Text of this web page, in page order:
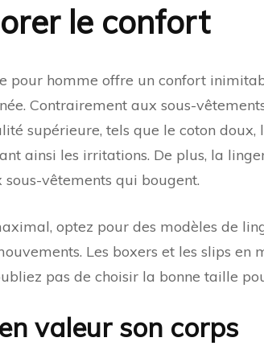
le confort
pour homme offre un confort
Contrairement aux sous-
supérieure, tels que le coton
ainsi les irritations. De plus, la
vêtements qui bougent.
optez pour des modèles de
Les boxers et les slips
pas de choisir la bonne taille
valeur son corps